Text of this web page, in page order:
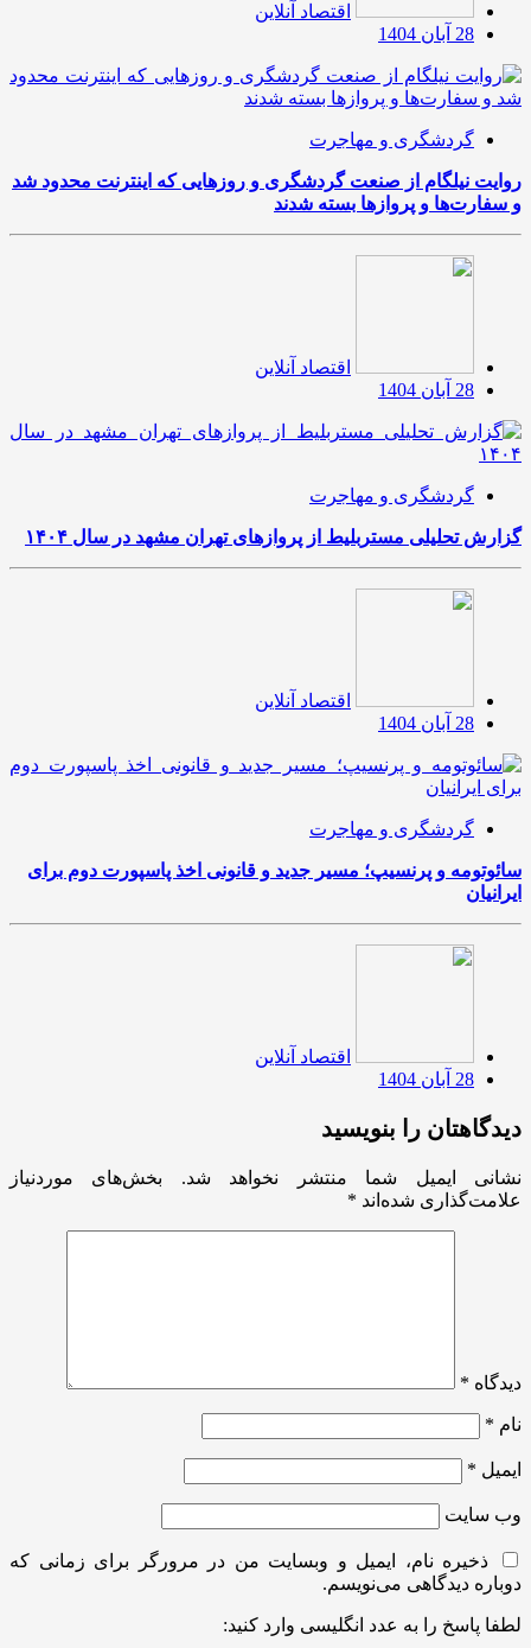
اقتصاد آنلاین
28 آبان 1404
گردشگری و مهاجرت
روایت نیلگام از صنعت گردشگری و روزهایی که اینترنت محدود شد
و سفارت‌ها و پروازها بسته شدند
اقتصاد آنلاین
28 آبان 1404
گردشگری و مهاجرت
گزارش تحلیلی مستربلیط از پروازهای تهران مشهد در سال ۱۴۰۴
اقتصاد آنلاین
28 آبان 1404
گردشگری و مهاجرت
سائوتومه و پرنسیپ؛ مسیر جدید و قانونی اخذ پاسپورت دوم برای
ایرانیان
اقتصاد آنلاین
28 آبان 1404
دیدگاهتان را بنویسید
نشانی ایمیل شما منتشر نخواهد شد.
بخش‌های موردنیاز
علامت‌گذاری شده‌اند *
دیدگاه *
نام *
ایمیل *
وب‌ سایت
ذخیره نام، ایمیل و وبسایت من در مرورگر برای زمانی که
دوباره دیدگاهی می‌نویسم.
لطفا پاسخ را به عدد انگلیسی وارد کنید: